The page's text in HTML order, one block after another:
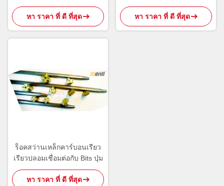
ก้านอะแดปเตอร์เหล็กกล้า
คาร์บอน
หา ราคา ที่ ดี ที่สุด
เกลียวสีดำ
หา ราคา ที่ ดี ที่สุด
ร็อคสว่านเหล็กคาร์บอนเรียว
เรียวปลอมเชื่อมต่อกับ Bits ปุ่ม
หา ราคา ที่ ดี ที่สุด